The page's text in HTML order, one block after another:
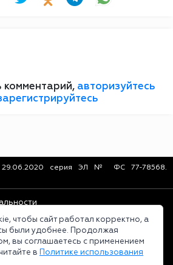
комментарий, авторизуйтесь
29.06.2020 серия ЭЛ № ФС 77-78568.
cookie
чтобы сайт работал корректно, а
были удобнее. Продолжая
вы соглашаетесь с применением
в Политике использования